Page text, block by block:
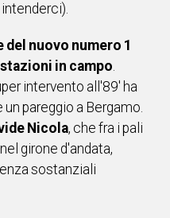
del nuovo numero 1
in campo.
intervento all'89' ha
pareggio a Bergamo.
Nicola, che fra i pali
girone d'andata,
sostanziali